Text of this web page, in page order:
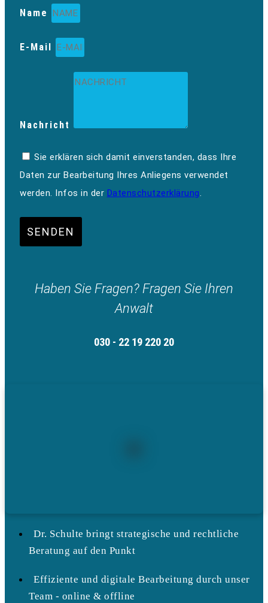
Name
E-Mail
Nachricht
Sie erklären sich damit einverstanden, dass Ihre
Daten zur Bearbeitung Ihres Anliegens verwendet
werden. Infos in der Datenschutzerklärung.
SENDEN
Haben Sie Fragen? Fragen Sie Ihren
Anwalt
030 - 22 19 220 20
Dr. Schulte bringt strategische und rechtliche
Beratung auf den Punkt
Effiziente und digitale Bearbeitung durch unser
Team - online & offline